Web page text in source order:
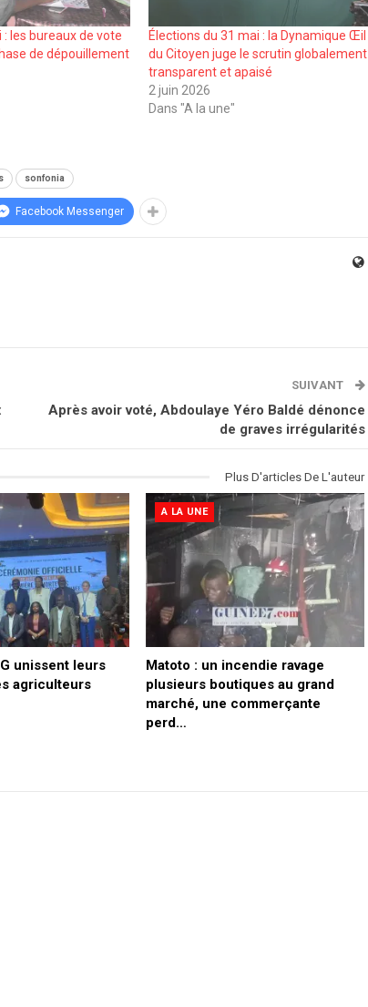
les bureaux de vote
de dépouillement
Élections du 31 mai : la Dynamique Œil
du Citoyen juge le scrutin globalement
transparent et apaisé
2 juin 2026
Dans "A la une"
sonfonia
Facebook Messenger
SUIVANT
Après avoir voté, Abdoulaye Yéro Baldé dénonce
de graves irrégularités
Plus D'articles De L'auteur
unissent leurs
agriculteurs
A LA UNE
Matoto : un incendie ravage
plusieurs boutiques au grand
marché, une commerçante
perd…